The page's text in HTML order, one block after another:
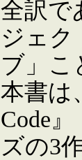
全訳で
ジェク
ブ」こ
本書は
Code
ズの3